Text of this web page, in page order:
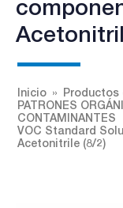
Inicio
Productos
PATRONES
CONTAMINANTES
VOC Standard
Acetonitrile (8/2)